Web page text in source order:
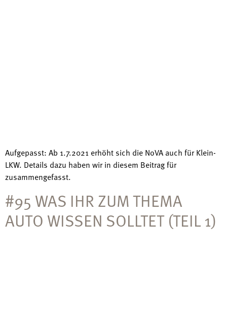
Aufgepasst: Ab 1.7.2021 erhöht sich die NoVA auch für Klein-
LKW. Details dazu haben wir in diesem Beitrag für
zusammengefasst.
#95 WAS IHR ZUM THEMA
AUTO WISSEN SOLLTET (TEIL 1)